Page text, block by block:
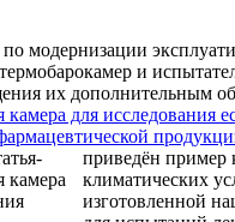
модернизации
и
их дополнительным
для исследования
приведён пример
климатических
изготовленной